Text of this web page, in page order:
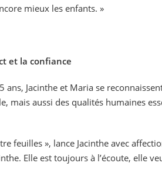
mieux les enfants. »
et la confiance
ans, Jacinthe et Maria se
mais aussi des qualités humaines
feuilles », lance Jacinthe avec
Elle est toujours à l’écoute, elle